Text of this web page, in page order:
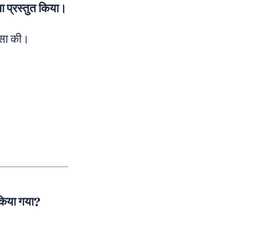
किया।
की।
गया?